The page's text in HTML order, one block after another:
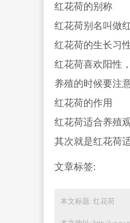
红花荷的别 称
红花荷别名叫做
红花荷的生长习
红花荷喜欢阳性
养殖的时候要注
红花荷的作用
红花荷适合养殖
其次就是红花荷
文章标签:
本文标题: 红花荷